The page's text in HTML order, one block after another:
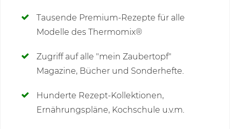
Tausende Premium-Rezepte für alle
Modelle des Thermomix®
Zugriff auf alle "mein Zaubertopf"
Magazine, Bücher und Sonderhefte.
Hunderte Rezept-Kollektionen,
Ernährungspläne, Kochschule u.v.m.
Kommentare(211)